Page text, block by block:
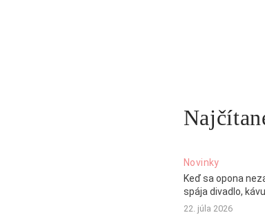
Novinky
Keď sa opona
spája divadlo, kávu
22. júla 2026